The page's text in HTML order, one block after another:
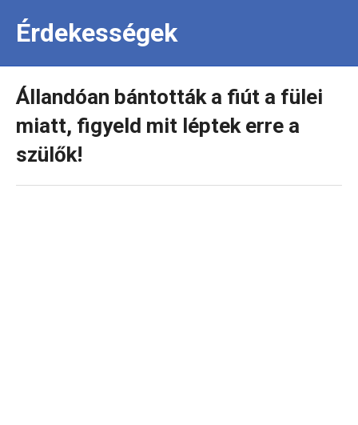
Érdekességek
Állandóan bántották a fiút a fülei
miatt, figyeld mit léptek erre a
szülők!